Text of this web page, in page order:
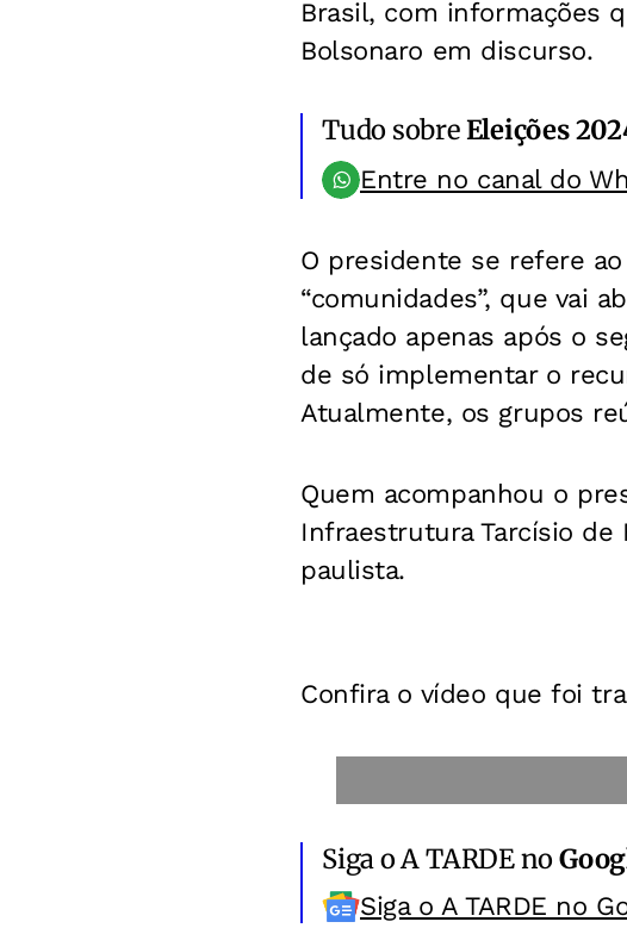
Brasil, com informações
Bolsonaro em discurso.
Tudo sobreEleições
Entre no canal do
O presidente se refere
“comunidades”, que vai
lançado apenas após o
de só implementar o
Atualmente, os grupos
Quem acompanhou o
Infraestrutura Tarcísio de
paulista.
Confira o vídeo que foi
Siga o A TARDE no
Siga o A TARDE no